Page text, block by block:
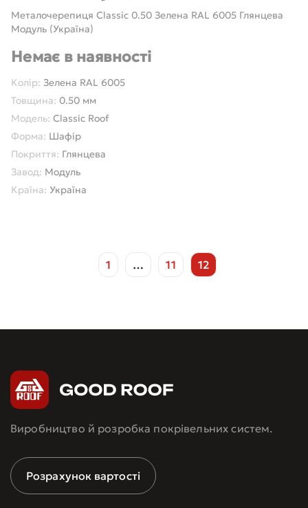
Металочерепиця Classic 0.50 Зелена RAL 6005 Глянцева
Модуль (Україна)
Немає в наявності
Колір: Зелена RAL 6005
Товщина: 0.50 мм
Модель: Classic Roof
Форма: Шафір
Покриття: Глянцева
Завод: Модуль
Країна: Україна
1 … 11 12
Виробництво й розробка покрівельних систем.
Розрахунок вартості